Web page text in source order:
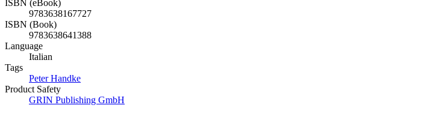
ISBN (eBook)
9783638167727
ISBN (Book)
9783638641388
Language
Italian
Tags
Peter Handke
Product Safety
GRIN Publishing GmbH